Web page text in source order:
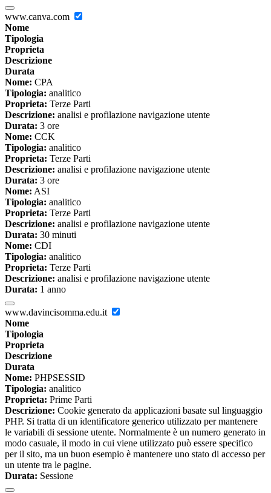
www.canva.com
Nome
Tipologia
Proprieta
Descrizione
Durata
Nome: CPA
Tipologia: analitico
Proprieta: Terze Parti
Descrizione: analisi e profilazione navigazione utente
Durata: 3 ore
Nome: CCK
Tipologia: analitico
Proprieta: Terze Parti
Descrizione: analisi e profilazione navigazione utente
Durata: 3 ore
Nome: ASI
Tipologia: analitico
Proprieta: Terze Parti
Descrizione: analisi e profilazione navigazione utente
Durata: 30 minuti
Nome: CDI
Tipologia: analitico
Proprieta: Terze Parti
Descrizione: analisi e profilazione navigazione utente
Durata: 1 anno
www.davincisomma.edu.it
Nome
Tipologia
Proprieta
Descrizione
Durata
Nome: PHPSESSID
Tipologia: analitico
Proprieta: Prime Parti
Descrizione: Cookie generato da applicazioni basate sul linguaggio
PHP. Si tratta di un identificatore generico utilizzato per mantenere
le variabili di sessione utente. Normalmente è un numero generato in
modo casuale, il modo in cui viene utilizzato può essere specifico
per il sito, ma un buon esempio è mantenere uno stato di accesso per
un utente tra le pagine.
Durata: Sessione